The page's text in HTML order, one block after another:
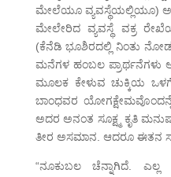
ಮೇಲೆಯೂ ವ್ಯವಸ್ಥೆಯಲ್ಲಿಯೂ)
ಮೇಲೇರಿದ ವ್ಯವಸ್ಥೆ ವಕ್ರ
(ಕೆನೆಡಿ ಭೂಶಿರದಲ್ಲಿ ನಿಂತು
ಮನೆಗಳ ಹಂಬಲ
ಮೂಲಕ ಕೇಳುವ ಚುಕ್ಕಿಯ
ಬಾಂಧವರ
ಅದರ ಅನಂತ ಸೂಕ್ಷ್ಮ ಕೃತಿ
ತೀರ ಅಸಮಾನ. ಆದರೂ ಈತನ
“ನೂಕುಬಲ ಚೆನ್ನಾಗಿದೆ. ಎಲ್ಲ